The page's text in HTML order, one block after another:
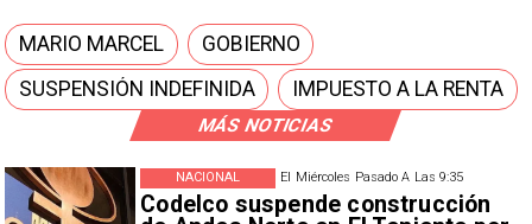
MÁS NOTICIAS
El Miércoles Pasado A Las 9:35
Codelco suspende construcción
NACIONAL
MARIO MARCEL
GOBIERNO
SUSPENSIÓN INDEFINIDA
IMPUESTO A LA RENTA